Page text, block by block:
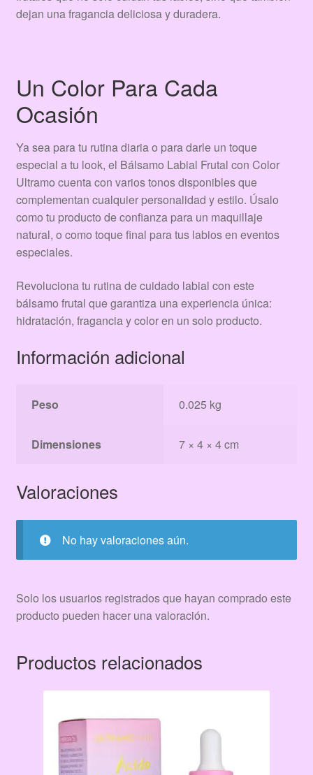
dejan una fragancia deliciosa y duradera.
Un Color Para Cada
Ocasión
Ya sea para tu rutina diaria o para darle un toque
especial a tu look, el Bálsamo Labial Frutal con Color
Ultramo cuenta con varios tonos disponibles que
complementan cualquier personalidad y estilo. Úsalo
como tu producto de confianza para un maquillaje
natural, o como toque final para tus labios en eventos
especiales.
Revoluciona tu rutina de cuidado labial con este
bálsamo frutal que garantiza una experiencia única:
hidratación, fragancia y color en un solo producto.
Información adicional
Peso 0.025 kg
Dimensiones 7 × 4 × 4 cm
Valoraciones
No hay valoraciones aún.
Solo los usuarios registrados que hayan comprado este
producto pueden hacer una valoración.
Productos relacionados